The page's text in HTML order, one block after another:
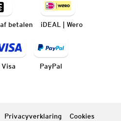
betalen iDEAL | Wero
Visa PayPal
Privacyverklaring
Cookies